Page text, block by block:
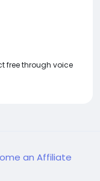
free through voice
an Affiliate